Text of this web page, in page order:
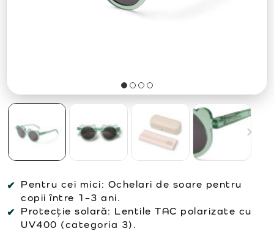
Pentru cei mici: Ochelari de soare pentru
copii între 1–3 ani.
Protecție solară: Lentile TAC polarizate cu
UV400 (categoria 3).